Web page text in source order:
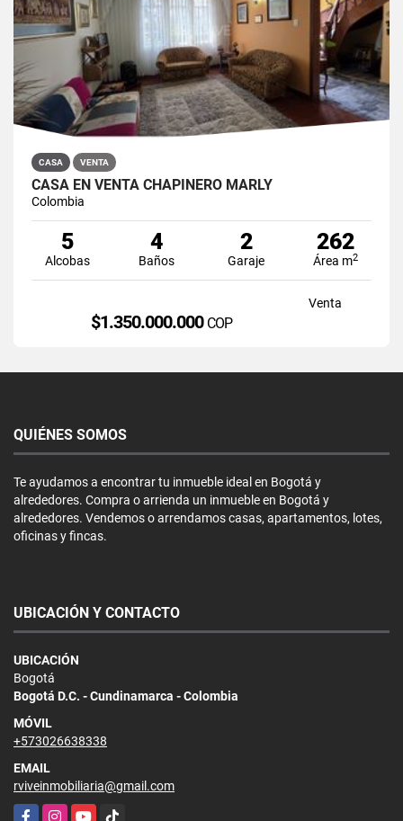
CASA VENTA
CASA EN VENTA CHAPINERO MARLY
Colombia
5
Alcobas
4
Baños
2
Garaje
262
Área m2
Venta
$1.350.000.000 COP
QUIÉNES SOMOS
Te ayudamos a encontrar tu inmueble ideal en Bogotá y
alrededores. Compra o arrienda un inmueble en Bogotá y
alrededores. Vendemos o arrendamos casas, apartamentos, lotes,
oficinas y fincas.
UBICACIÓN Y CONTACTO
UBICACIÓN
Bogotá
Bogotá D.C. - Cundinamarca - Colombia
MÓVIL
+573026638338
EMAIL
rviveinmobiliaria@gmail.com
FacebookInstagramYouTubeTikTok